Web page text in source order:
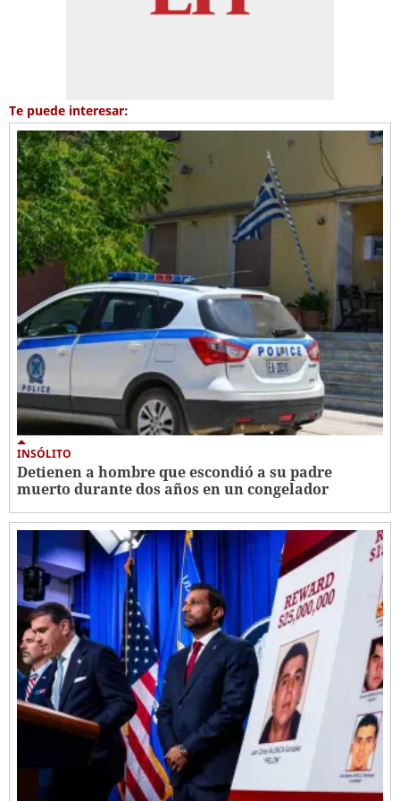
Te puede interesar:
INSÓLITO
Detienen a hombre que escondió a su padre
muerto durante dos años en un congelador